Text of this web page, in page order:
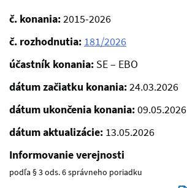
č. konania:2015-2026
č. rozhodnutia: 181/2026
účastník konania: SE – EBO
dátum začiatku konania:24.03.2026
dátum ukončenia konania:09.05.2026
dátum aktualizácie: 13.05.2026
Informovanie verejnosti
podľa § 3 ods. 6 správneho poriadku